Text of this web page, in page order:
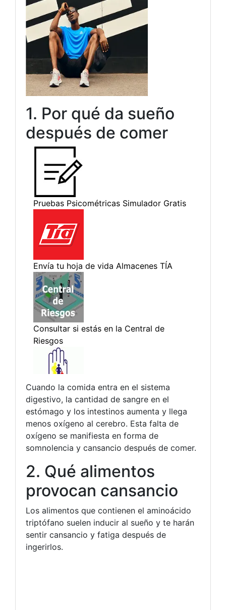
1. Por qué da sueño
después de comer
Cuando la comida entra en el sistema
digestivo, la cantidad de sangre en el
estómago y los intestinos aumenta y llega
menos oxígeno al cerebro. Esta falta de
oxígeno se manifiesta en forma de
somnolencia y cansancio después de comer.
2. Qué alimentos
provocan cansancio
Los alimentos que contienen el aminoácido
triptófano suelen inducir al sueño y te harán
sentir cansancio y fatiga después de
ingerirlos.